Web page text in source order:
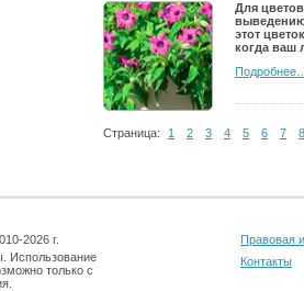
Для
этот
когда ваш
Страница: 1 2 3 4 5 6 7 8
2026 г.
Использование
только с
Правовая
Контакты